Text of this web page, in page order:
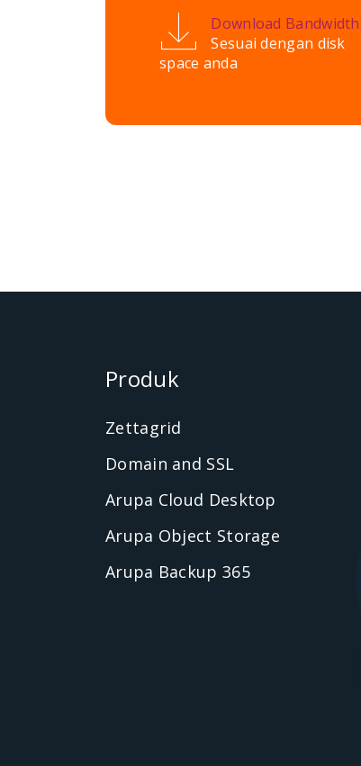
Download Bandwidth
Sesuai dengan disk
space anda
Produk
Zettagrid
Domain and SSL
Arupa Cloud Desktop
Arupa Object Storage
Arupa Backup 365